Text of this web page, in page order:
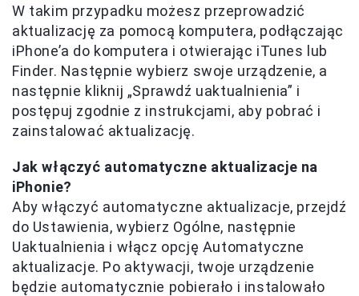
W takim przypadku możesz przeprowadzić
aktualizację za pomocą komputera, podłączając
iPhone’a do komputera i otwierając iTunes lub
Finder. Następnie wybierz swoje urządzenie, a
następnie kliknij „Sprawdź uaktualnienia” i
postępuj zgodnie z instrukcjami, aby pobrać i
zainstalować aktualizację.
Jak włączyć automatyczne aktualizacje na
iPhonie?
Aby włączyć automatyczne aktualizacje, przejdź
do Ustawienia, wybierz Ogólne, następnie
Uaktualnienia i włącz opcję Automatyczne
aktualizacje. Po aktywacji, twoje urządzenie
będzie automatycznie pobierało i instalowało